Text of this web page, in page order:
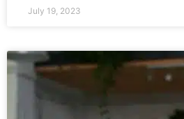
July 19, 2023